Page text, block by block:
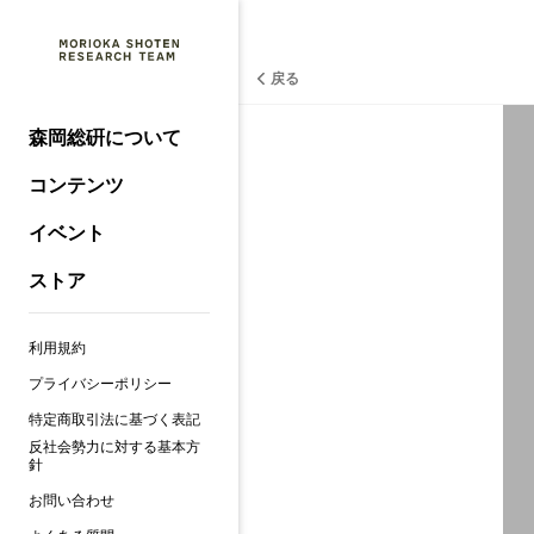
森岡総硏について
コンテンツ
イベント
ストア
利用規約
プライバシーポリシー
特定商取引法に基づく表記
反社会勢力に対する基本方
針
お問い合わせ
戻る